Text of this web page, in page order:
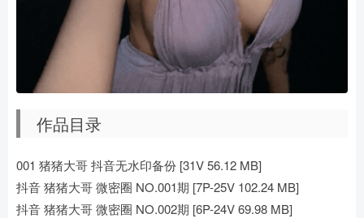
作品目录
001 猪猪大哥 抖音无水印备份 [31V 56.12 MB]
抖音 猪猪大哥 微密圈 NO.001期 [7P-25V 102.24 MB]
抖音 猪猪大哥 微密圈 NO.002期 [6P-24V 69.98 MB]